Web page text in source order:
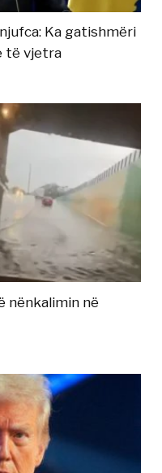
Ka gatishmëri
të vjetra
nënkalimin në